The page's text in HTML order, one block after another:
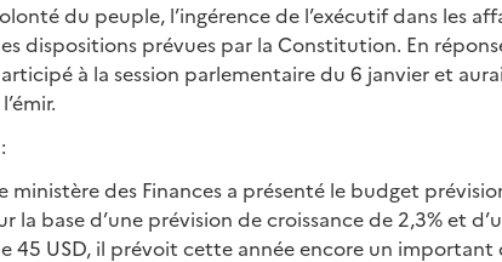
du peuple, l’ingérence de l’exécutif dans les
dispositions prévues par la Constitution. En
à la session parlementaire du 6 janvier et
ministère des Finances a présenté le budget
la base d’une prévision de croissance de 2,3% et
45 USD, il prévoit cette année encore un important